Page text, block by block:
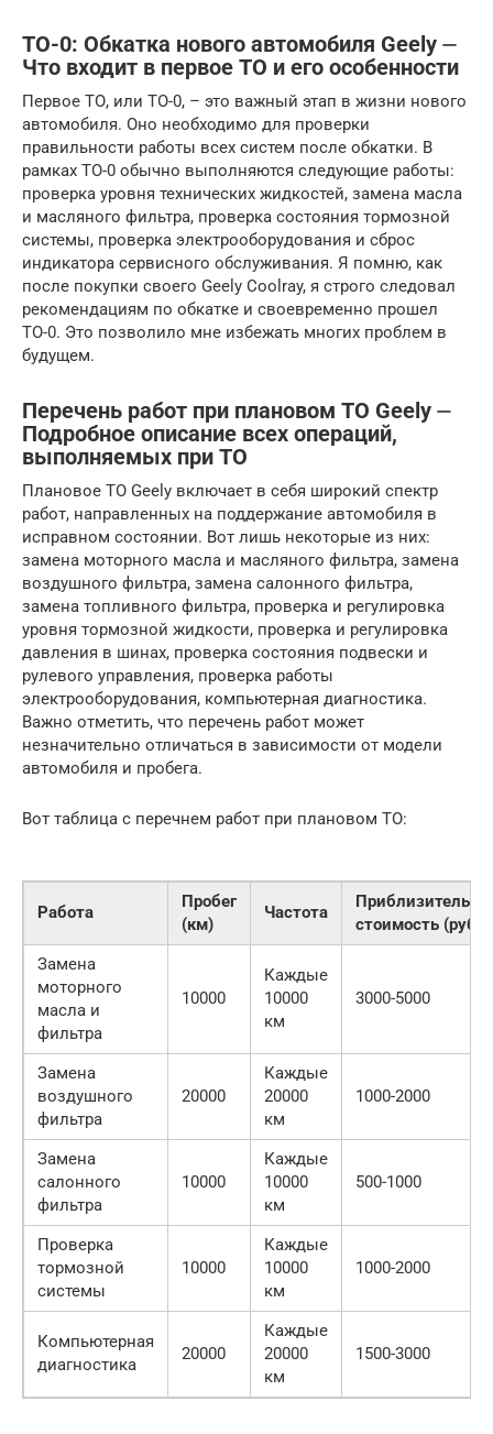
ТО-0: Обкатка нового автомобиля Geely ⏤
Что входит в первое ТО и его особенности
Первое ТО, или ТО-0, – это важный этап в жизни нового
автомобиля. Оно необходимо для проверки
правильности работы всех систем после обкатки. В
рамках ТО-0 обычно выполняются следующие работы:
проверка уровня технических жидкостей, замена масла
и масляного фильтра, проверка состояния тормозной
системы, проверка электрооборудования и сброс
индикатора сервисного обслуживания. Я помню, как
после покупки своего Geely Coolray, я строго следовал
рекомендациям по обкатке и своевременно прошел
ТО-0. Это позволило мне избежать многих проблем в
будущем.
Перечень работ при плановом ТО Geely ⏤
Подробное описание всех операций,
выполняемых при ТО
Плановое ТО Geely включает в себя широкий спектр
работ, направленных на поддержание автомобиля в
исправном состоянии. Вот лишь некоторые из них:
замена моторного масла и масляного фильтра, замена
воздушного фильтра, замена салонного фильтра,
замена топливного фильтра, проверка и регулировка
уровня тормозной жидкости, проверка и регулировка
давления в шинах, проверка состояния подвески и
рулевого управления, проверка работы
электрооборудования, компьютерная диагностика.
Важно отметить, что перечень работ может
незначительно отличаться в зависимости от модели
автомобиля и пробега.
Вот таблица с перечнем работ при плановом ТО:
Работа
Пробег
(км)
Частота
стоимость (руб.)
Замена
моторного
масла и
фильтра
10000
Каждые
10000
км
3000-5000
Замена
воздушного
фильтра
20000
Каждые
20000
км
1000-2000
Замена
салонного
фильтра
10000
Каждые
10000
км
500-1000
Проверка
тормозной
системы
10000
Каждые
10000
км
1000-2000
Компьютерная
диагностика
20000
Каждые
20000
км
1500-3000